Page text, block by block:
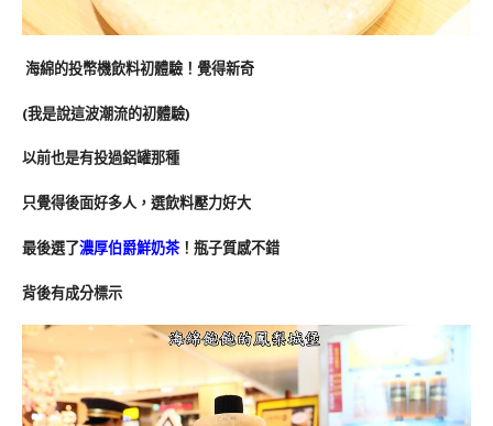
海綿的投幣機飲料初體驗！覺得新奇
(我是說這波潮流的初體驗)
以前也是有投過鋁罐那種
只覺得後面好多人，選飲料壓力好大
最後選了濃厚伯爵鮮奶茶！瓶子質感不錯
背後有成分標示